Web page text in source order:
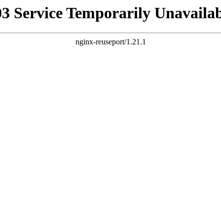
Service Temporarily
nginx-reuseport/1.21.1